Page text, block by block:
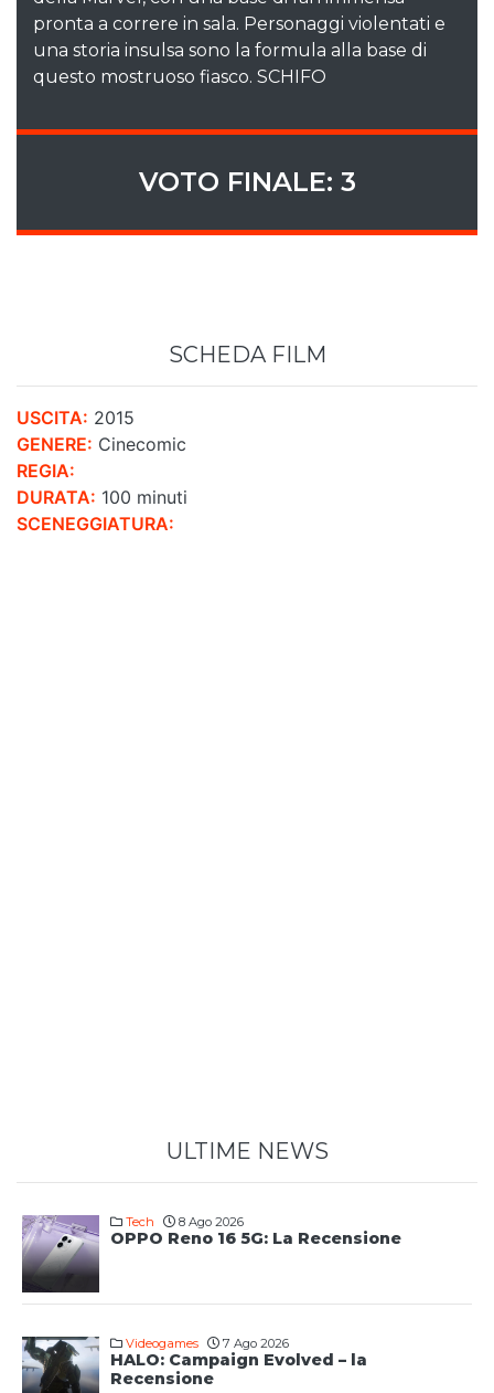
pronta a correre in sala. Personaggi violentati e
una storia insulsa sono la formula alla base di
questo mostruoso fiasco. SCHIFO
VOTO FINALE: 3
SCHEDA FILM
USCITA: 2015
GENERE: Cinecomic
REGIA:
DURATA: 100 minuti
SCENEGGIATURA:
ULTIME NEWS
Tech 8 Ago 2026
OPPO Reno 16 5G: La Recensione
Videogames 7 Ago 2026
HALO: Campaign Evolved – la
Recensione